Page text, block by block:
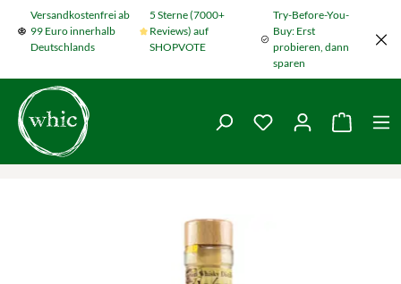
Zum Hauptinhalt springen
Versandkostenfrei ab
99 Euro innerhalb
Deutschlands
5 Sterne (7000+
Reviews) auf
SHOPVOTE
Try-Before-You-
Buy: Erst
probieren, dann
sparen
Du hast 0
Bildergalerie überspringen